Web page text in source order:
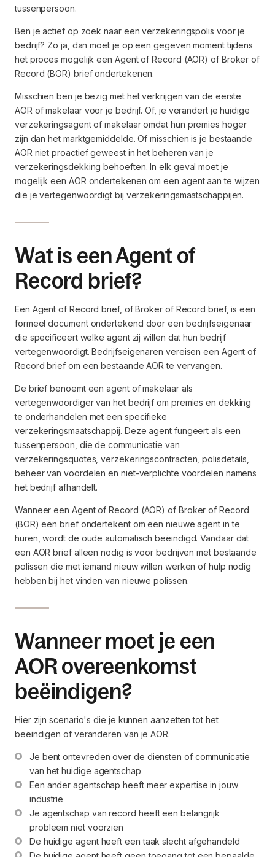
tussenpersoon.
Ben je actief op zoek naar een verzekeringspolis voor je
bedrijf? Zo ja, dan moet je op een gegeven moment tijdens
het proces mogelijk een Agent of Record (AOR) of Broker of
Record (BOR) brief ondertekenen.
Misschien ben je bezig met het verkrijgen van de eerste
AOR of makelaar voor je bedrijf. Of, je verandert je huidige
verzekeringsagent of makelaar omdat hun premies hoger
zijn dan het marktgemiddelde. Of misschien is je bestaande
AOR niet proactief geweest in het beheren van je
verzekeringsdekking behoeften. In elk geval moet je
mogelijk een AOR ondertekenen om een agent aan te wijzen
die je vertegenwoordigt bij verzekeringsmaatschappijen.
Wat is een Agent of
Record brief?
Een Agent of Record brief, of Broker of Record brief, is een
formeel document ondertekend door een bedrijfseigenaar
die specificeert welke agent zij willen dat hun bedrijf
vertegenwoordigt. Bedrijfseigenaren vereisen een Agent of
Record brief om een bestaande AOR te vervangen.
De brief benoemt een agent of makelaar als
vertegenwoordiger van het bedrijf om premies en dekking
te onderhandelen met een specifieke
verzekeringsmaatschappij. Deze agent fungeert als een
tussenpersoon, die de communicatie van
verzekeringsquotes, verzekeringscontracten, polisdetails,
beheer van voordelen en niet-verplichte voordelen namens
het bedrijf afhandelt.
Wanneer een Agent of Record (AOR) of Broker of Record
(BOR) een brief ondertekent om een nieuwe agent in te
huren, wordt de oude automatisch beëindigd. Vandaar dat
een AOR brief alleen nodig is voor bedrijven met bestaande
polissen die met iemand nieuw willen werken of hulp nodig
hebben bij het vinden van nieuwe polissen.
Wanneer moet je een
AOR overeenkomst
beëindigen?
Hier zijn scenario's die je kunnen aanzetten tot het
beëindigen of veranderen van je AOR.
Je bent ontevreden over de diensten of communicatie
van het huidige agentschap
Een ander agentschap heeft meer expertise in jouw
industrie
Je agentschap van record heeft een belangrijk
probleem niet voorzien
De huidige agent heeft een taak slecht afgehandeld